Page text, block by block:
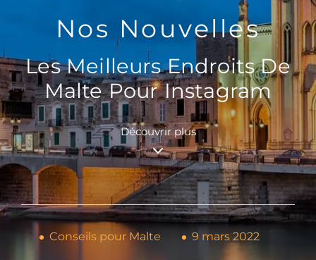
Nos Nouvelles
Les Meilleurs Endroits De
Malte Pour Instagram
Découvrir plus
Conseils pour Malte 9 mars 2022